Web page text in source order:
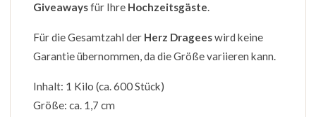
Giveawaysfür Ihre Hochzeitsgäste.
Für die Gesamtzahl der Herz Drageeswird keine
Garantie übernommen, da die Größe variieren kann.
Inhalt: 1 Kilo (ca. 600 Stück)
Größe: ca. 1,7 cm